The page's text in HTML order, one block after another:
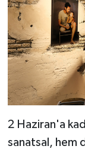
2 Haziran'a
sanatsal, hem